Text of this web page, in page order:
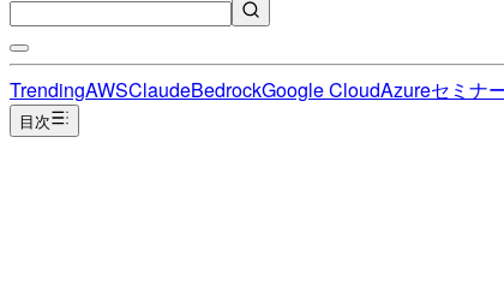
TrendingAWSClaudeBedrockGoogle CloudAzureセミナ
目次